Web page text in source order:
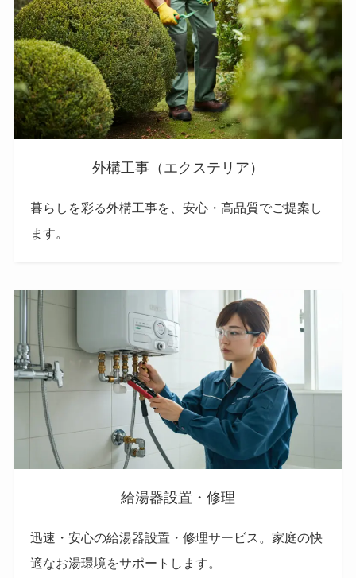
外構工事（エクステリア）
暮らしを彩る外構工事を、安心・高品質でご提案し
ます。
給湯器設置・修理
迅速・安心の給湯器設置・修理サービス。家庭の快
適なお湯環境をサポートします。